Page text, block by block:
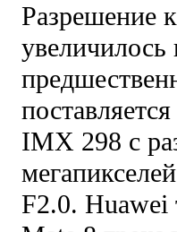
Разрешение
IMX 298 с
F2.0. Huawei